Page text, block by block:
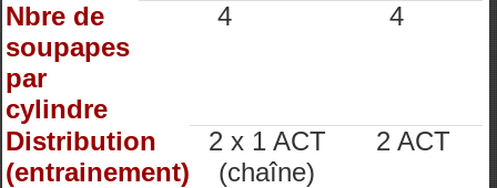
Nbre de
soupapes
par
cylindre
4 4
Distribution
(entrainement)
2 x 1 ACT
(chaîne)
2 ACT